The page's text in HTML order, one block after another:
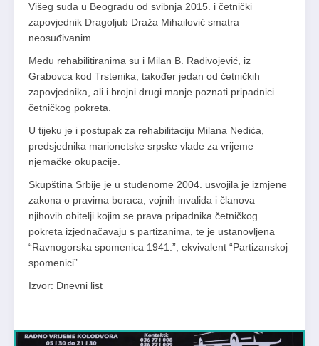
Višeg suda u Beogradu od svibnja 2015. i četnički
zapovjednik Dragoljub Draža Mihailović smatra
neosuđivanim.
Među rehabilitiranima su i Milan B. Radivojević, iz
Grabovca kod Trstenika, također jedan od četničkih
zapovjednika, ali i brojni drugi manje poznati pripadnici
četničkog pokreta.
U tijeku je i postupak za rehabilitaciju Milana Nedića,
predsjednika marionetske srpske vlade za vrijeme
njemačke okupacije.
Skupština Srbije je u studenome 2004. usvojila je izmjene
zakona o pravima boraca, vojnih invalida i članova
njihovih obitelji kojim se prava pripadnika četničkog
pokreta izjednačavaju s partizanima, te je ustanovljena
“Ravnogorska spomenica 1941.”, ekvivalent “Partizanskoj
spomenici”.
Izvor: Dnevni list